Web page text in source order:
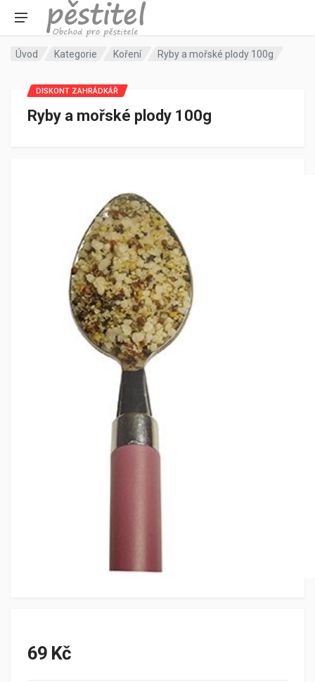
Úvod Kategorie Koření Ryby a mořské plody 100g
Ryby a mořské plody 100g
DISKONT ZAHRÁDKÁŘ
69 Kč